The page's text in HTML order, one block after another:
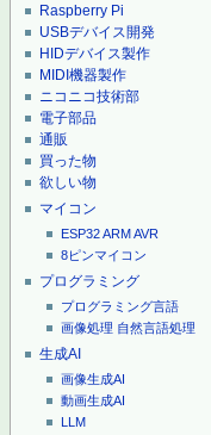
Raspberry Pi
USBデバイス開発
HIDデバイス製作
MIDI機器製作
ニコニコ技術部
電子部品
通販
買った物
欲しい物
マイコン
ESP32ARMAVR
8ピンマイコン
プログラミング
プログラミング言語
画像処理 自然言語処理
生成AI
画像生成AI
動画生成AI
LLM